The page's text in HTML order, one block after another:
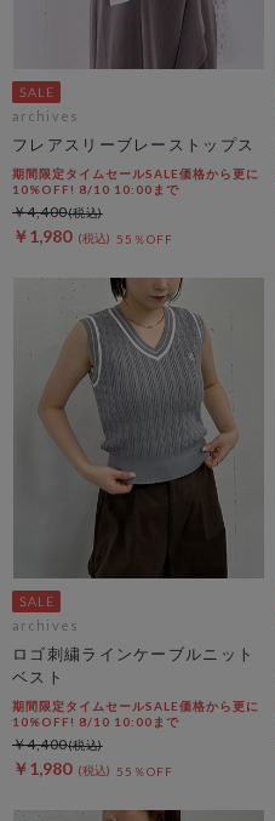
archives
フレアスリーブレーストップス
期間限定タイムセールSALE価格から更に
10%OFF! 8/10 10:00まで
￥1,980 55％OFF
￥4,400
archives
ロゴ刺繍ラインケーブルニット
ベスト
期間限定タイムセールSALE価格から更に
10%OFF! 8/10 10:00まで
￥1,980 55％OFF
￥4,400